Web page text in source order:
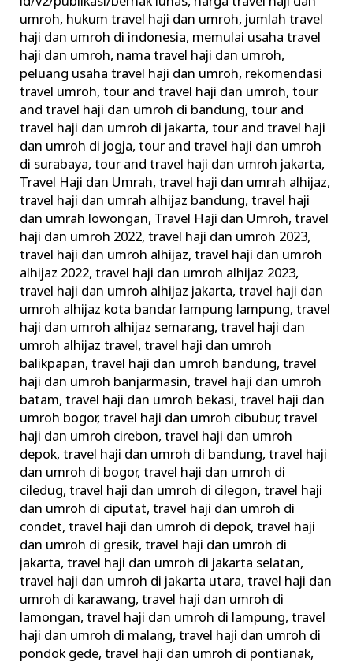
umroh, hukum travel haji dan umroh, jumlah travel
haji dan umroh di indonesia, memulai usaha travel
haji dan umroh, nama travel haji dan umroh,
peluang usaha travel haji dan umroh, rekomendasi
travel umroh,tour and travel haji dan umroh,tour
and travel haji dan umroh di bandung,tour and
travel haji dan umroh di jakarta,tour and travel haji
dan umroh di jogja,tour and travel haji dan umroh
di surabaya,tour and travel haji dan umroh jakarta,
Travel Haji dan Umrah,travel haji dan umrah alhijaz,
travel haji dan umrah alhijaz bandung,travel haji
dan umrah lowongan, Travel Haji dan Umroh,travel
haji dan umroh 2022,travel haji dan umroh 2023,
travel haji dan umroh alhijaz,travel haji dan umroh
alhijaz 2022,travel haji dan umroh alhijaz 2023,
travel haji dan umroh alhijaz jakarta,travel haji dan
umroh alhijaz kota bandar lampung lampung,travel
haji dan umroh alhijaz semarang,travel haji dan
umroh alhijaz travel,travel haji dan umroh
balikpapan,travel haji dan umroh bandung,travel
haji dan umroh banjarmasin,travel haji dan umroh
batam,travel haji dan umroh bekasi,travel haji dan
umroh bogor,travel haji dan umroh cibubur,travel
haji dan umroh cirebon,travel haji dan umroh
depok,travel haji dan umroh di bandung,travel haji
dan umroh di bogor,travel haji dan umroh di
ciledug,travel haji dan umroh di cilegon,travel haji
dan umroh di ciputat,travel haji dan umroh di
condet,travel haji dan umroh di depok,travel haji
dan umroh di gresik,travel haji dan umroh di
jakarta,travel haji dan umroh di jakarta selatan,
travel haji dan umroh di jakarta utara,travel haji dan
umroh di karawang,travel haji dan umroh di
lamongan,travel haji dan umroh di lampung,travel
haji dan umroh di malang,travel haji dan umroh di
pondok gede,travel haji dan umroh di pontianak,